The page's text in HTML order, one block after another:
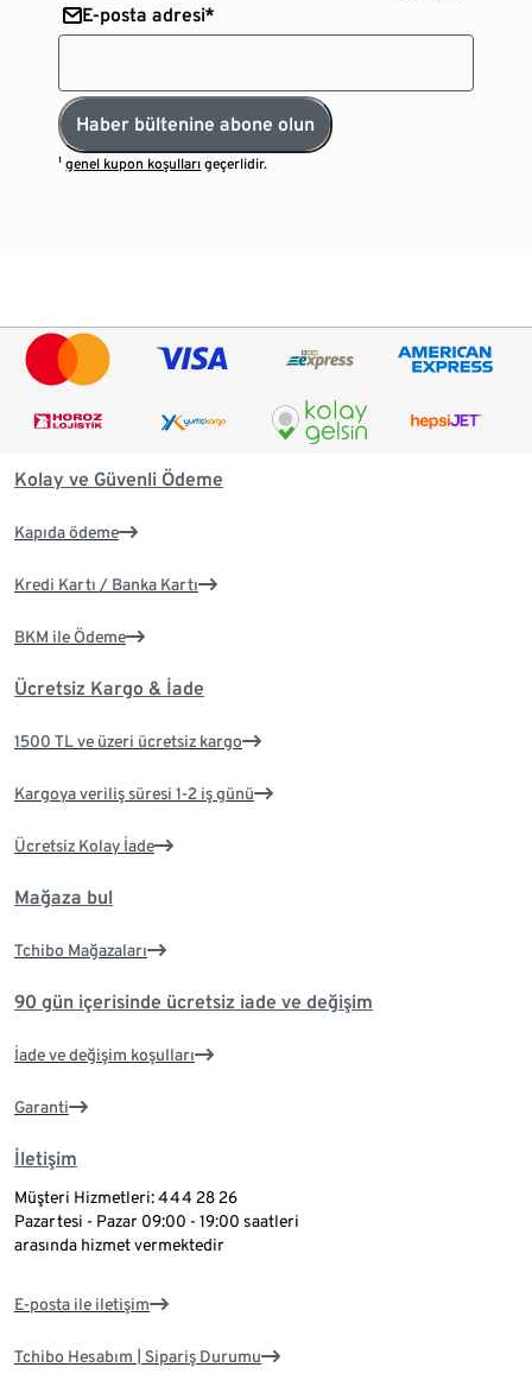
E-posta adresi*
Haber bültenine abone olun
¹genel kupon koşulları geçerlidir.
Kolay ve Güvenli Ödeme
Kapıda ödeme
Kredi Kartı / Banka Kartı
BKM ile Ödeme
Ücretsiz Kargo & İade
1500 TL ve üzeri ücretsiz kargo
Kargoya veriliş süresi 1-2 iş günü
Ücretsiz Kolay İade
Mağaza bul
Tchibo Mağazaları
90 gün içerisinde ücretsiz iade ve değişim
İade ve değişim koşulları
Garanti
İletişim
Müşteri Hizmetleri: 444 28 26
Pazartesi - Pazar 09:00 - 19:00 saatleri
arasında hizmet vermektedir
E-posta ile iletişim
Tchibo Hesabım | Sipariş Durumu